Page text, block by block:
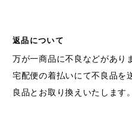
返品について
万が一商品に不良などがあり
宅配便の着払いにて不良品を
良品とお取り換えいたします。